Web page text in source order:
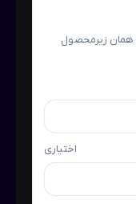
همان زیرمحصول
اختیاری